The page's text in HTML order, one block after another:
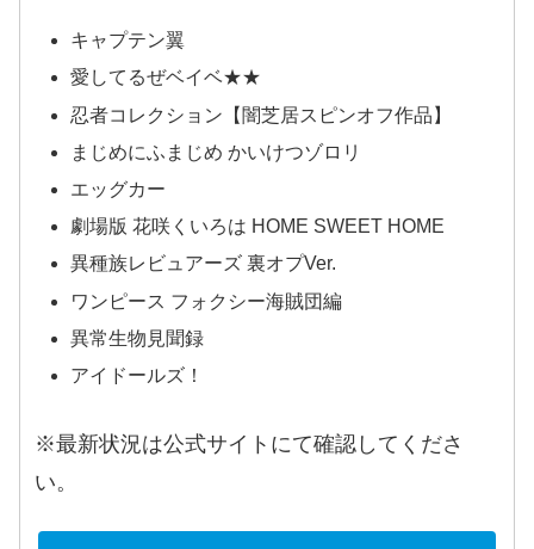
キャプテン翼
愛してるぜベイベ★★
忍者コレクション【闇芝居スピンオフ作品】
まじめにふまじめ かいけつゾロリ
エッグカー
劇場版 花咲くいろは HOME SWEET HOME
異種族レビュアーズ 裏オプVer.
ワンピース フォクシー海賊団編
異常生物見聞録
アイドールズ！
※最新状況は公式サイトにて確認してくださ
い。